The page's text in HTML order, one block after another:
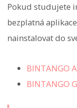
Pokud studujete
bezplatná
nainstalovat do
BINTANGO
BINTANGO